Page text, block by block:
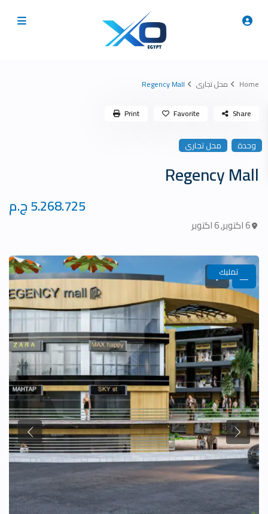
Home محل تجارى Regency Mall
وحدة محل تجارى
Regency Mall
6 اكتوبر ,6 اكتوبر
Share
Favorite
Print
تمليك